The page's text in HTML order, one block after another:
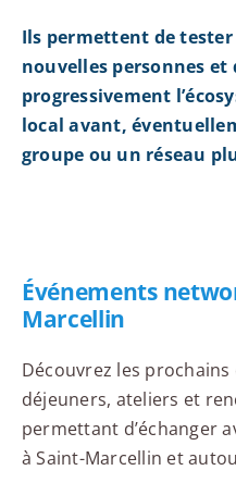
Ils permettent de
nouvelles personnes et
progressivement
local avant,
groupe ou un réseau
Événements
Marcellin
Découvrez les
déjeuners, ateliers et
permettant d’échanger
à Saint-Marcellin et